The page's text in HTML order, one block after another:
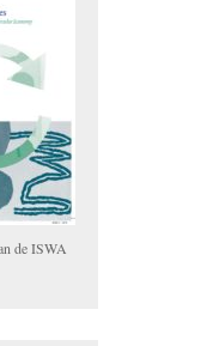
de ISWA